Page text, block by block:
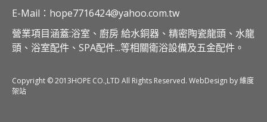
E-Mail：hope7716424@yahoo.com.tw
營業項目涵蓋:浴室、廚房 給水銅器、精密陶瓷龍頭、水龍
頭、浴室配件、SPA配件...等相關衛浴設備及五金配件。
Copyright © 2013HOPE CO.,LTD All Rights Reserved. WebDesign by 維度
架站